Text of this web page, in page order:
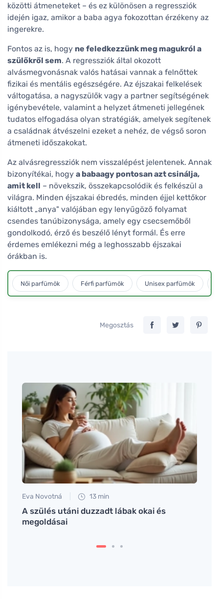
közötti átmeneteket – és ez különösen a regressziók
idején igaz, amikor a baba agya fokozottan érzékeny az
ingerekre.
Fontos az is, hogy ne feledkezzünk meg magukról a
szülőkről sem. A regressziók által okozott
alvásmegvonásnak valós hatásai vannak a felnőttek
fizikai és mentális egészségére. Az éjszakai felkelések
váltogatása, a nagyszülők vagy a partner segítségének
igénybevétele, valamint a helyzet átmeneti jellegének
tudatos elfogadása olyan stratégiák, amelyek segítenek
a családnak átvészelni ezeket a nehéz, de végső soron
átmeneti időszakokat.
Az alvásregressziók nem visszalépést jelentenek. Annak
bizonyítékai, hogy a babaagy pontosan azt csinálja,
amit kell – növekszik, összekapcsolódik és felkészül a
világra. Minden éjszakai ébredés, minden éjjel kettőkor
kiáltott „anya" valójában egy lenyűgöző folyamat
csendes tanúbizonysága, amely egy csecsemőből
gondolkodó, érző és beszélő lényt formál. És erre
érdemes emlékezni még a leghosszabb éjszakai
órákban is.
Női parfümök Férfi parfümök Unisex parfümök
Megosztás
Eva Novotná 13 min
A szülés utáni duzzadt lábak okai és
megoldásai